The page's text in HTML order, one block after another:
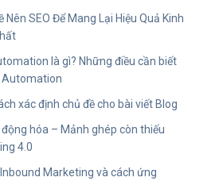
Nên SEO Để Mang Lại Hiệu Quả Kinh
là gì? Những điều cần biết
Automation
xác định chủ đề cho bài viết Blog
hóa – Mảnh ghép còn thiếu
4.0
Inbound Marketing và cách ứng